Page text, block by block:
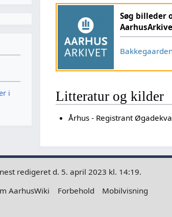
Søg billeder
Litteratur og kilder
Århus - Registrant
redigeret d. 5. april 2023 kl. 14:19.
AarhusWiki Forbehold Mobilvisning